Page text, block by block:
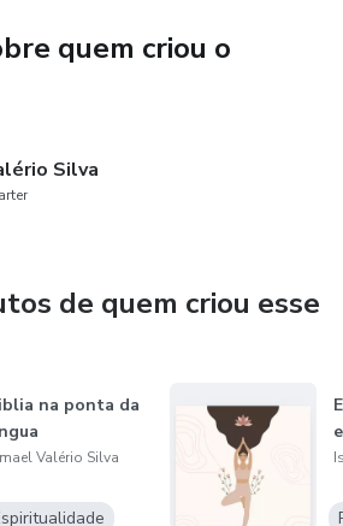
quem criou o
Silva
de quem criou esse
na ponta da
Valério Silva